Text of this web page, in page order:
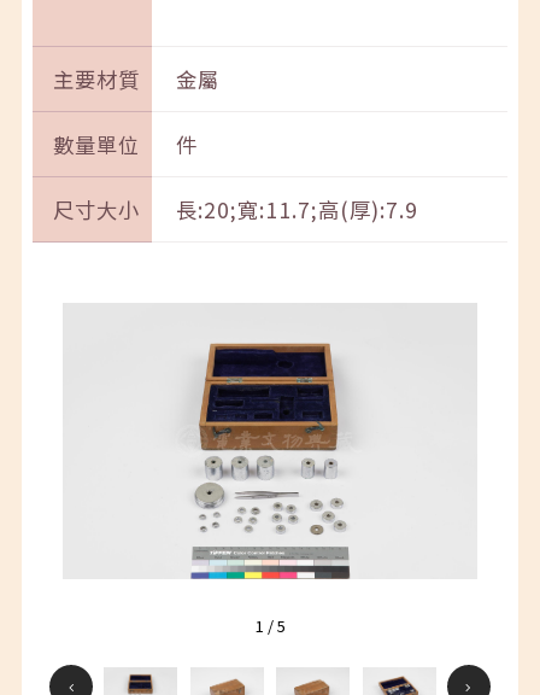
主要材質 金屬
數量單位 件
尺寸大小 長:20;寬:11.7;高(厚):7.9
1 /5